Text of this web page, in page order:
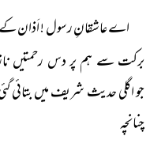
اے عاشقانِ رسول ! اَذان کے
برکت سے ہم پر دس رحمتیں
جو اگلی حدیث شریف میں بتائی
چنانچہ